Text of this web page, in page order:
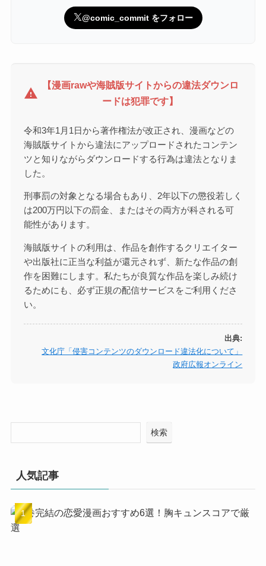
@comic_commit をフォロー
warning
【漫画rawや海賊版サイトからの違法ダウンロ
ードは犯罪です】
令和3年1月1日から著作権法が改正され、漫画などの
海賊版サイトから違法にアップロードされたコンテン
ツと知りながらダウンロードする行為は違法となりま
した。
刑事罰の対象となる場合もあり、2年以下の懲役若しく
は200万円以下の罰金、またはその両方が科される可
能性があります。
海賊版サイトの利用は、作品を創作するクリエイター
や出版社に正当な利益が還元されず、新たな作品の創
作を困難にします。私たちが良質な作品を楽しみ続け
るためにも、必ず正規の配信サービスをご利用くださ
い。
出典:
文化庁「侵害コンテンツのダウンロード違法化について」
政府広報オンライン
検索
人気記事